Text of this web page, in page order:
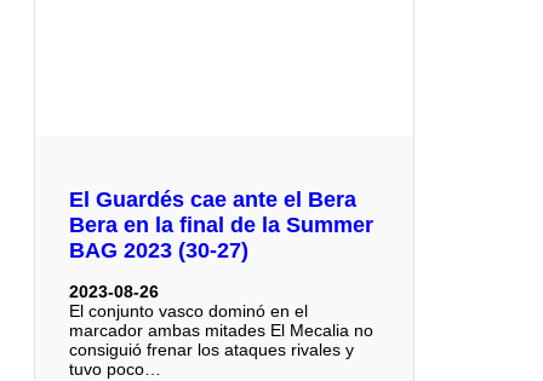
El Guardés cae ante el Bera
Bera en la final de la Summer
BAG 2023 (30-27)
2023-08-26
El conjunto vasco dominó en el
marcador ambas mitades El Mecalia no
consiguió frenar los ataques rivales y
tuvo poco…